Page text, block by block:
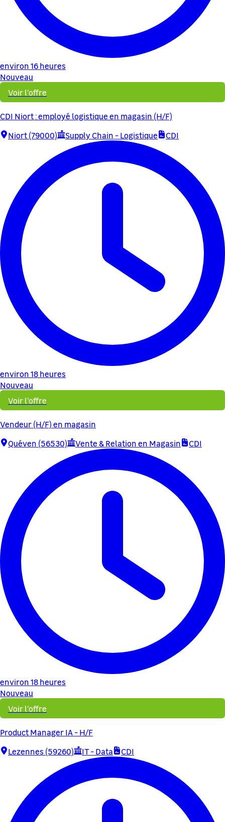
environ 16 heures
Nouveau
Voir l'offre
CDI Niort : employé logistique en magasin (H/F)
Niort (79000)
Supply Chain - Logistique CDI
environ 18 heures
Nouveau
Voir l'offre
Vendeur (H/F) en magasin
Quéven (56530)
Vente & Relation en Magasin CDI
environ 18 heures
Nouveau
Voir l'offre
Product Manager IA - H/F
Lezennes (59260)
IT - Data CDI